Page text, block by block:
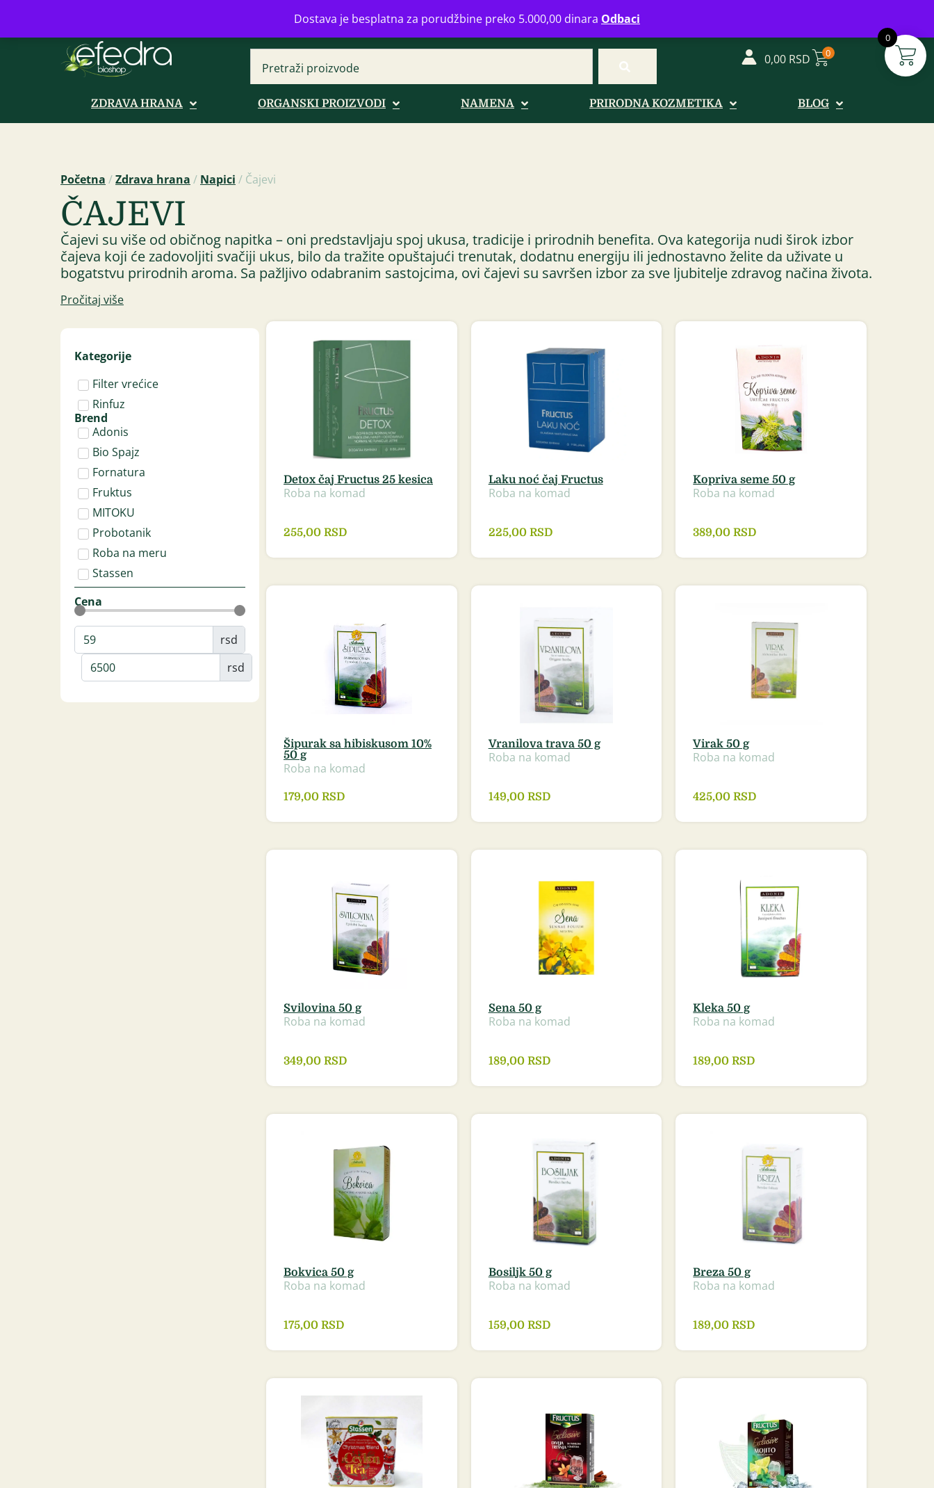
Dostava je besplatna za porudžbine preko 5.000,00 dinara Odbaci
0
Bulevar Mihajla Pupina 16b, Novi Beograd info@zdravahranaonline.rs+381 (0)11 770 39 61Radno vreme: Ponedeljak - Petak od 08-20h
0,00 RSD 0
ZDRAVA HRANA ORGANSKI PROIZVODI NAMENA PRIRODNA KOZMETIKA BLOG
Početna /Zdrava hrana / Napici / Čajevi
ČAJEVI
Čajevi su više od običnog napitka – oni predstavljaju spoj ukusa, tradicije i prirodnih benefita. Ova kategorija nudi širok izbor
čajeva koji će zadovoljiti svačiji ukus, bilo da tražite opuštajući trenutak, dodatnu energiju ili jednostavno želite da uživate u
bogatstvu prirodnih aroma. Sa pažljivo odabranim sastojcima, ovi čajevi su savršen izbor za sve ljubitelje zdravog načina života.
Pročitaj više
Kategorije
Filter vrećice
Rinfuz
Brend
Adonis
Bio Spajz
Fornatura
Fruktus
MITOKU
Probotanik
Roba na meru
Stassen
Cena
rsd
rsd
Detox čaj Fructus 25 kesica
Roba na komad
255,00 RSD
Laku noć čaj Fructus
Roba na komad
225,00 RSD
Kopriva seme 50 g
Roba na komad
389,00RSD
Šipurak sa hibiskusom 10%
50 g
Roba na komad
179,00 RSD
Vranilova trava 50 g
Roba na komad
149,00 RSD
Virak 50 g
Roba na komad
425,00RSD
Svilovina 50 g
Roba na komad
349,00 RSD
Sena 50 g
Roba na komad
189,00 RSD
Kleka 50 g
Roba na komad
189,00RSD
Bokvica 50 g
Roba na komad
175,00 RSD
Bosiljk 50 g
Roba na komad
159,00 RSD
Breza 50 g
Roba na komad
189,00RSD